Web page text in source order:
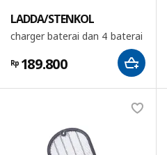
LADDA/STENKOL
charger baterai dan 4 baterai
Rp 189.800